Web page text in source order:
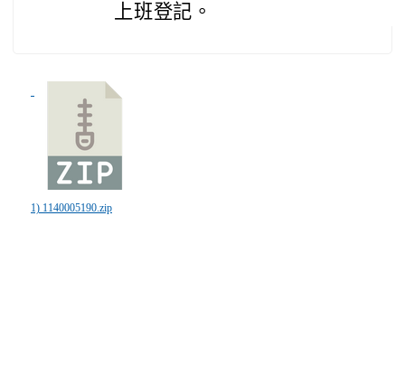
上班登記。
1) 1140005190.zip